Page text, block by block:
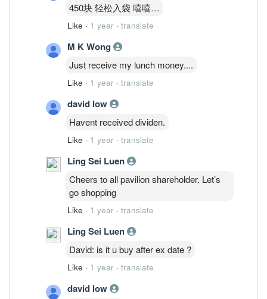
450块 轻松入袋 嘻嘻…
Like · 1 year · translate
M K Wong
Just receive my lunch money....
Like · 1 year · translate
david low
Havent received dividen.
Like · 1 year · translate
Ling Sei Luen
Cheers to all pavilion shareholder. Let’s
go shopping
Like · 1 year · translate
Ling Sei Luen
David: is it u buy after ex date ?
Like · 1 year · translate
david low